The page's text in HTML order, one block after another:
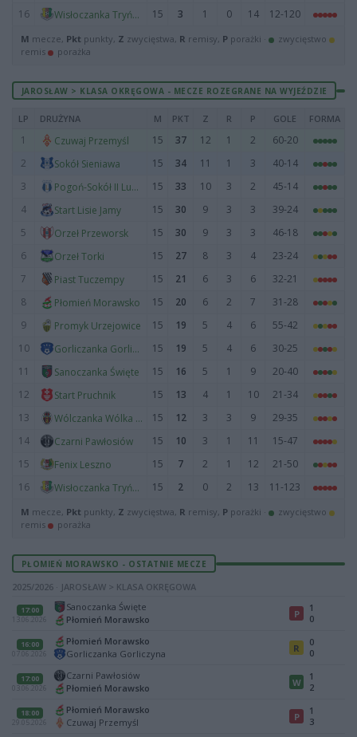
16 Wisłoczanka Tryńcza 15 3 1 0 14 12-120
M mecze, Pkt punkty, Z zwycięstwa, R remisy, P porażki ·
zwycięstwo
remis
porażka
JAROSŁAW > KLASA OKRĘGOWA - MECZE ROZEGRANE NA WYJEŹDZIE
LP DRUŻYNA M PKT Z R P GOLE FORMA
1 Czuwaj Przemyśl 15 37 12 1 2
60-20
2
Sokół Sieniawa 15 34 11 1 3
40-14
3
Pogoń-Sokół II Lubaczów 15 33 10 3 2
45-14
4
Start Lisie Jamy 15 30 9 3 3
39-24
5
Orzeł Przeworsk 15 30 9 3 3
46-18
6
Orzeł Torki 15 27 8 3 4
23-24
7
Piast Tuczempy 15 21 6 3 6
32-21
8
Płomień Morawsko 15 20 6 2 7
31-28
9
Promyk Urzejowice 15 19 5 4 6
55-42
10
Gorliczanka Gorliczyna 15 19 5 4 6
30-25
11
Sanoczanka Święte 15 16 5 1 9
20-40
12
Start Pruchnik 15 13 4 1 10
21-34
13
Wólczanka Wólka Pełkińska 15 12 3 3 9
29-35
14
Czarni Pawłosiów 15 10 3 1 11
15-47
15
Fenix Leszno 15 7 2 1 12
21-50
16
Wisłoczanka Tryńcza 15 2 0 2 13 11-123
M mecze, Pkt punkty, Z zwycięstwa, R remisy, P porażki ·
zwycięstwo
remis
porażka
PŁOMIEŃ MORAWSKO - OSTATNIE MECZE
2025/2026 · JAROSŁAW > KLASA OKRĘGOWA
17:00
13.06.2026
Sanoczanka Święte
Płomień Morawsko
P
1
0
16:00
07.06.2026
Płomień Morawsko
Gorliczanka Gorliczyna
R
0
0
17:00
03.06.2026
Czarni Pawłosiów
Płomień Morawsko
W
1
2
18:00
29.05.2026
Płomień Morawsko
Czuwaj Przemyśl
P
1
3